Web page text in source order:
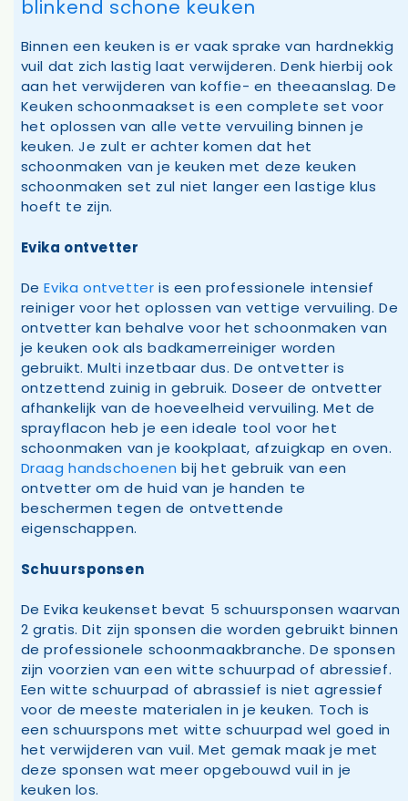
blinkend schone keuken
Binnen een keuken is er vaak sprake van hardnekkig
vuil dat zich lastig laat verwijderen. Denk hierbij ook
aan het verwijderen van koffie- en theeaanslag. De
Keuken schoonmaakset is een complete set voor
het oplossen van alle vette vervuiling binnen je
keuken. Je zult er achter komen dat het
schoonmaken van je keuken met deze keuken
schoonmaken set zul niet langer een lastige klus
hoeft te zijn.
Evika ontvetter
DeEvika ontvetter is een professionele intensief
reiniger voor het oplossen van vettige vervuiling. De
ontvetter kan behalve voor het schoonmaken van
je keuken ook als badkamerreiniger worden
gebruikt. Multi inzetbaar dus. De ontvetter is
ontzettend zuinig in gebruik. Doseer de ontvetter
afhankelijk van de hoeveelheid vervuiling. Met de
sprayflacon heb je een ideale tool voor het
schoonmaken van je kookplaat, afzuigkap en oven.
Draag handschoenen bij het gebruik van een
ontvetter om de huid van je handen te
beschermen tegen de ontvettende
eigenschappen.
Schuursponsen
De Evika keukenset bevat 5 schuursponsen waarvan
2 gratis. Dit zijn sponsen die worden gebruikt binnen
de professionele schoonmaakbranche. De sponsen
zijn voorzien van een witte schuurpad of abressief.
Een witte schuurpad of abrassief is niet agressief
voor de meeste materialen in je keuken. Toch is
een schuurspons met witte schuurpad wel goed in
het verwijderen van vuil. Met gemak maak je met
deze sponsen wat meer opgebouwd vuil in je
keuken los.